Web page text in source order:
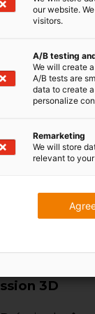
3D
prend
dans le
l’impression
par le
3D
our website.
visitors.
A/B testing
We will create
A/B tests are
data to create
personalize
Remarketing
We will store
relevant to